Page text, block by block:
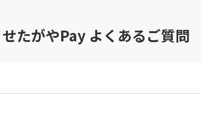
せたがやPay よくあるご質問